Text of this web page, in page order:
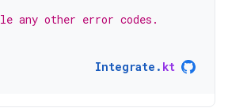
any other error codes.
Integrate . kt